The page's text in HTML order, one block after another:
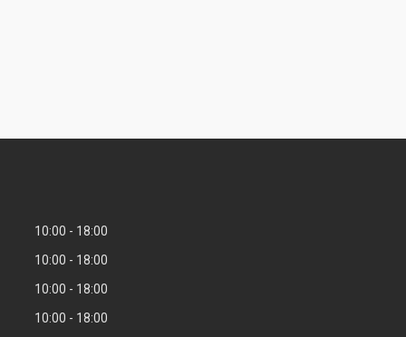
10:00
18:00
10:00
18:00
10:00
18:00
10:00
18:00